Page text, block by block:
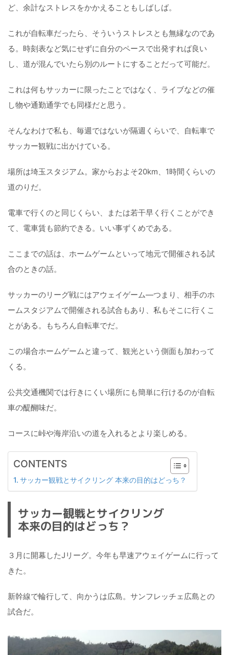
ど、余計なストレスをかかえることもしばしば。
これが自転車だったら、そういうストレスとも無縁なのであ
る。時刻表など気にせずに自分のペースで出発すれば良い
し、道が混んでいたら別のルートにすることだって可能だ。
これは何もサッカーに限ったことではなく、ライブなどの催
し物や通勤通学でも同様だと思う。
そんなわけで私も、毎週ではないが隔週くらいで、自転車で
サッカー観戦に出かけている。
場所は埼玉スタジアム。家からおよそ20km、1時間くらいの
道のりだ。
電車で行くのと同じくらい、または若干早く行くことができ
て、電車賃も節約できる。いい事ずくめである。
ここまでの話は、ホームゲームといって地元で開催される試
合のときの話。
サッカーのリーグ戦にはアウェイゲーム—つまり、相手のホ
ームスタジアムで開催される試合もあり、私もそこに行くこ
とがある。もちろん自転車でだ。
この場合ホームゲームと違って、観光という側面も加わって
くる。
公共交通機関では行きにくい場所にも簡単に行けるのが自転
車の醍醐味だ。
コースに峠や海岸沿いの道を入れるとより楽しめる。
CONTENTS
サッカー観戦とサイクリング 本来の目的はどっち？
サッカー観戦とサイクリング
本来の目的はどっち？
３月に開幕したJリーグ。今年も早速アウェイゲームに行って
きた。
新幹線で輪行して、向かうは広島。サンフレッチェ広島との
試合だ。